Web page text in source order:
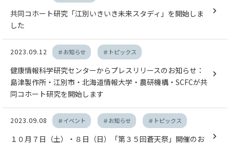
共同コホート研究「江別いきいき未来スタディ」を開始しま
した
2023.09.12 ＃お知らせ ＃トピックス
健康情報科学研究センターからプレスリリースのお知らせ：
島津製作所・江別市・北海道情報大学・農研機構・SCFCが共
同コホート研究を開始します
2023.09.08 ＃イベント ＃お知らせ ＃トピックス
１０月７日（土）・８日（日）「第３５回蒼天祭」開催のお